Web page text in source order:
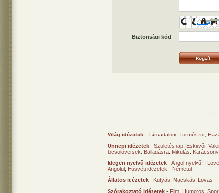
Biztonsági kód
Világ idézetek - Társadalom Természet
Ünnepi idézetek - Születésnap Esküvői
locsolóversek
Ballagásra Mikulás Karácsony
Idegen nyelvű idézetek -Angol nyelvű I
Angolul Húsvéti idézetek - Németül
Állatos idézetek - Kutyás Macskás
Lovas
Szórakoztató idézetek - Film Humoros